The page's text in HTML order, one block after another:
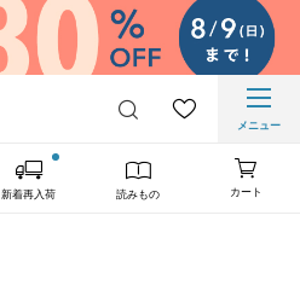
メニュー
新着再入荷 読みもの カート